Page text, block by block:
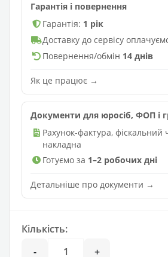
Гарантія і повернення
Гарантія: 1 рік
Доставку до сервісу
Повернення/обмін 14 днів
Як це працює →
Документи для юросіб, ФОП і
Рахунок-фактура, фіскальний
накладна
Готуємо за 1–2 робочих дні
Детальніше про документи →
Кількість:
-
+